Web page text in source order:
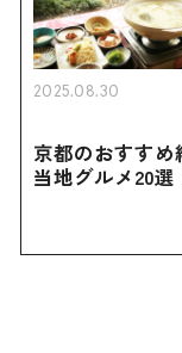
2025.08.30
京都のおすすめ
当地グルメ20選